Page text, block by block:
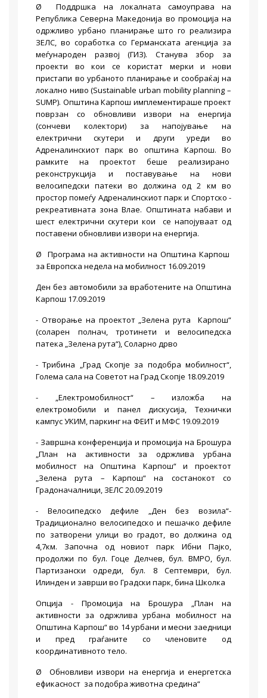
Ø Поддршка на локалната самоуправа на
Република Северна Македонија во промоција на
одржливо урбано планирање што го реализира
ЗЕЛС, во соработка со Германската агенција за
меѓународен развој (ГИЗ). Станува збор за
проекти во кои се користат мерки и нови
пристапи во урбаното планирање и сообраќај на
локално ниво (Sustainable urban mobility planning –
SUMP). Општина Карпош имплементираше проект
поврзан со обновливи извори на енергија
(сончеви колектори) за напојување на
електрични скутери и други уреди во
Адреналинскиот парк во општина Карпош. Во
рамките на проектот беше реализирано
реконструкција и поставување на нови
велосипедски патеки во должина од 2 км во
простор помеѓу Адреналинскиот парк и Спортско -
рекреативната зона Влае. Општината набави и
шест електрични скутери кои се напојуваат од
поставени обновливи извори на енергија.
Ø Програма на активности на Општина Карпош
за Европска недела на мобилност 16.09.2019
Ден без автомобили за вработените на Општина
Карпош 17.09.2019
- Отворање на проектот „Зелена рута Карпош“
(соларен полнач, тротинети и велосипедска
патека „Зелена рута“), Соларно дрво
- Трибина „Град Скопје за подобра мобилност“,
Голема сала на Советот на Град Скопје 18.09.2019
- „Електромобилност“ – изложба на
електромобили и панел дискусија, Технички
кампус УКИМ, паркинг на ФЕИТ и МФС 19.09.2019
- Завршна конференција и промоција на Брошура
„План на активности за одржлива урбана
мобилност на Општина Карпош“ и проектот
„Зелена рута – Карпош“ на состанокот со
Градоначалници, ЗЕЛС 20.09.2019
- Велосипедско дефиле „Ден без возила“-
Традиционално велосипедско и пешачко дефиле
по затворени улици во градот, во должина од
4,7км. Започна од новиот парк Ибни Пајко,
продолжи по бул. Гоце Делчев, бул. ВМРО, бул.
Партизански одреди, бул. 8 Септември, бул.
Илинден и заврши во Градски парк, бина Школка
Опција - Промоција на Брошура „План на
активности за одржлива урбана мобилност на
Општина Карпош“ во 14 урбани и месни заедници
и пред граѓаните со членовите од
координативното тело.
Ø Обновливи извори на енергија и енергетска
ефикасност за подобра животна средина“